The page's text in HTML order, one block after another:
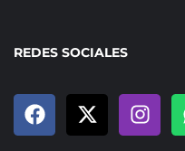
REDES SOCIALES